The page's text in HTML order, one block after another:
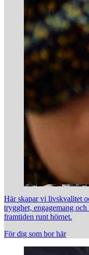
Här skapar vi livskvalitet
trygghet, engagemang
framtiden runt hörnet.
För dig som bor här